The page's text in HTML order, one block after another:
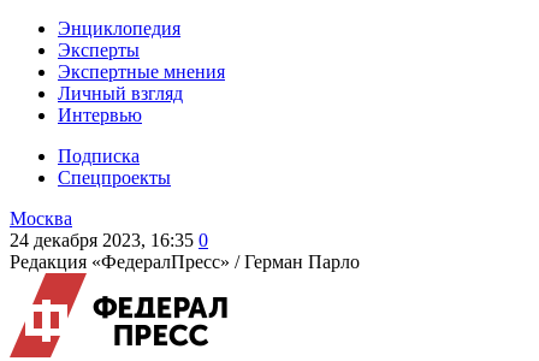
Энциклопедия
Эксперты
Экспертные мнения
Личный взгляд
Интервью
Подписка
Спецпроекты
Москва
24 декабря 2023, 16:35 0
Редакция «ФедералПресс» /Герман Парло